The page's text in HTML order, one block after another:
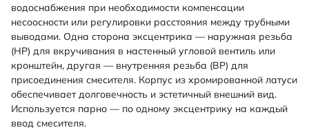
водоснабжения при необходимости компенсации
несоосности или регулировки расстояния между трубными
выводами. Одна сторона эксцентрика — наружная резьба
(НР) для вкручивания в настенный угловой вентиль или
кронштейн, другая — внутренняя резьба (ВР) для
присоединения смесителя. Корпус из хромированной латуси
обеспечивает долговечность и эстетичный внешний вид.
Используется парно — по одному эксцентрику на каждый
ввод смесителя.